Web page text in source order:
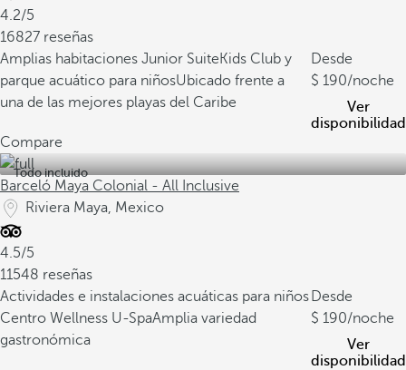
4.2/5
16827 reseñas
Amplias habitaciones Junior SuiteKids Club y
parque acuático para niñosUbicado frente a
una de las mejores playas del Caribe
Desde
190/noche
Ver
disponibilidad
Compare
Todo incluido
Barceló Maya Colonial - All Inclusive
Riviera Maya, Mexico
4.5/5
11548 reseñas
Actividades e instalaciones acuáticas para niños
Centro Wellness U-SpaAmplia variedad
gastronómica
Desde
190/noche
Ver
disponibilidad